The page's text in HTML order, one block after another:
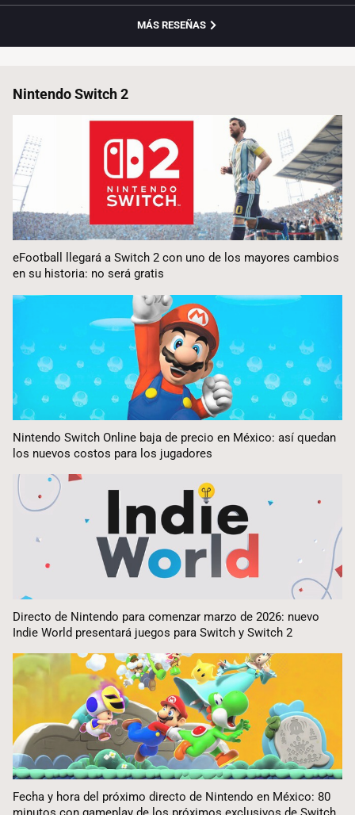
MÁS RESEÑAS
Nintendo Switch 2
eFootball llegará a Switch 2 con uno de los mayores cambios
en su historia: no será gratis
Nintendo Switch Online baja de precio en México: así quedan
los nuevos costos para los jugadores
Directo de Nintendo para comenzar marzo de 2026: nuevo
Indie World presentará juegos para Switch y Switch 2
Fecha y hora del próximo directo de Nintendo en México: 80